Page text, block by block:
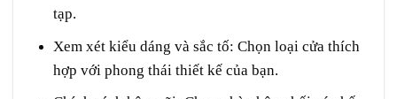
tạp.
Xem xét kiểu dáng và sắc tố: Chọn loại cửa thích
hợp với phong thái thiết kếcủa bạn.